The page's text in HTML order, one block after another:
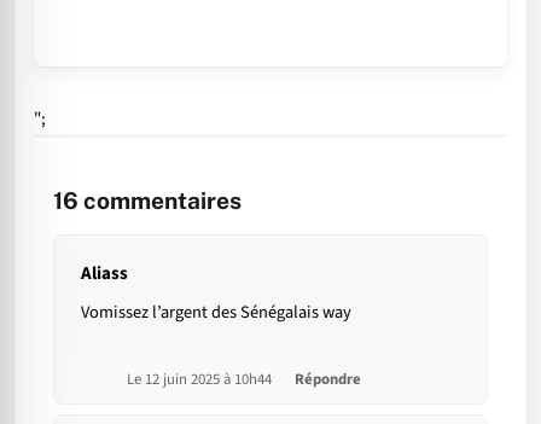
";
16 commentaires
Aliass
Vomissez l’argent des Sénégalais way
Le 12 juin 2025 à 10h44 Répondre